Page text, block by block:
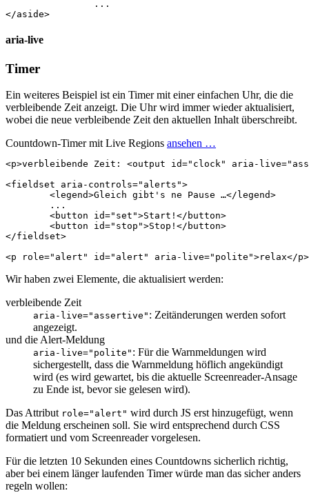
</aside>
aria-live
Timer
Ein weiteres Beispiel ist ein Timer mit einer einfachen Uhr, die die
verbleibende Zeit anzeigt. Die Uhr wird immer wieder aktualisiert,
wobei die neue verbleibende Zeit den aktuellen Inhalt überschreibt.
Countdown-Timer mit Live Regions ansehen …
<p>verbleibende Zeit: <output id="clock" aria-live=
<fieldset aria-controls="alerts">
<legend>Gleich gibt's ne Pause …</ legend>
<button id="set">Start! </ button>
<button id="stop">Stop! </ button>
</fieldset>
<p role="alert" id="alert" aria-live="polite">relax</p>
Wir haben zwei Elemente, die aktualisiert werden:
verbleibende Zeit
aria-live="assertive" : Zeitänderungen werden sofort
angezeigt.
und die Alert-Meldung
aria-live="polite" : Für die Warnmeldungen wird
sichergestellt, dass die Warnmeldung höflich angekündigt
wird (es wird gewartet, bis die aktuelle Screenreader-Ansage
zu Ende ist, bevor sie gelesen wird).
Das Attribut role="alert" wird durch JS erst hinzugefügt, wenn
die Meldung erscheinen soll. Sie wird entsprechend durch CSS
formatiert und vom Screenreader vorgelesen.
Für die letzten 10 Sekunden eines Countdowns sicherlich richtig,
aber bei einem länger laufenden Timer würde man das sicher anders
regeln wollen: